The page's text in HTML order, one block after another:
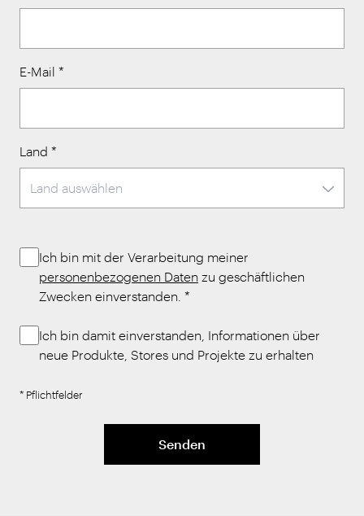
E-Mail *
Land *
Ich bin mit der Verarbeitung meiner
personenbezogenen Daten zu geschäftlichen
Zwecken einverstanden. *
Ich bin damit einverstanden, Informationen über
neue Produkte, Stores und Projekte zu erhalten
* Pflichtfelder
Senden